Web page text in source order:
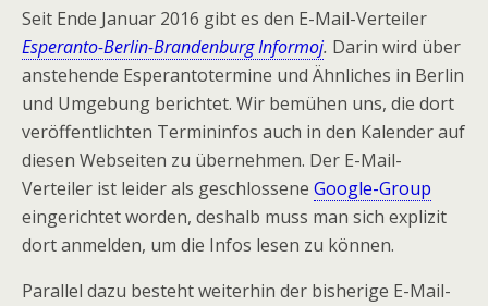
Seit Ende Januar 2016 gibt es den E-Mail-Verteiler
Esperanto-Berlin-Brandenburg Informoj. Darin wird über
anstehende Esperantotermine und Ähnliches in Berlin
und Umgebung berichtet. Wir bemühen uns, die dort
veröffentlichten Termininfos auch in den Kalender auf
diesen Webseiten zu übernehmen. Der E-Mail-
Verteiler ist leider als geschlossene Google-Group
eingerichtet worden, deshalb muss man sich explizit
dort anmelden, um die Infos lesen zu können.
Parallel dazu besteht weiterhin der bisherige E-Mail-